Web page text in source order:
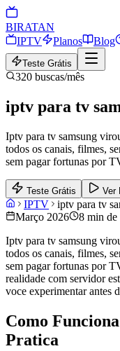
BIRATAN
IPTV
Planos Blog
Teste Grátis
320 buscas/mês
iptv para tv
Iptv para tv samsung
todos os canais, filmes,
sem pagar fortunas por
Teste Grátis Ver
IPTV
iptv para tv
Março 2026
8 min de
Iptv para tv samsung
todos os canais, filmes,
sem pagar fortunas por
realidade com servidor
voce experimentar antes
Como
Pratica